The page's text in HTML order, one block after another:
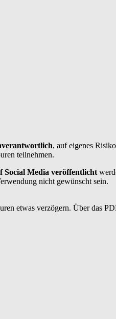
, auf eigenes
teilnehmen.
Social Media veröffentlicht
nicht gewünscht sein.
etwas verzögern. Über das